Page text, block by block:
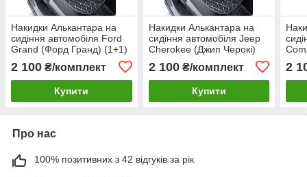
Накидки Алькантара на
сидіння автомобіля Ford
Grand (Форд Гранд) (1+1)
ряду
2 100 ₴/комплект
Купити
Накидки Алькантара на
сидіння автомобіля Jeep
Cherokee (Джип Черокі)
переднього ряду
2 100₴/комплект
Купити
2
Про нас
100% позитивних з 42 відгуків за рік